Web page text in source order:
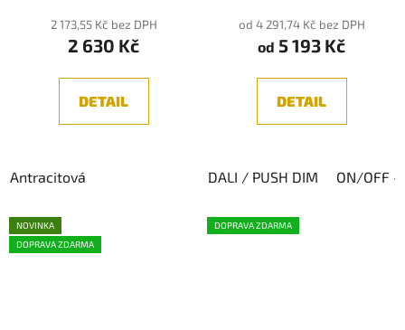
2 173,55 Kč bez DPH
2 630 Kč
DETAIL
Antracitová
od 4 291,74 Kč bez DPH
od 5 193 Kč
DETAIL
DALI / PUSH DIM ON/OFF -
NOVINKA
DOPRAVA ZDARMA
DOPRAVA ZDARMA